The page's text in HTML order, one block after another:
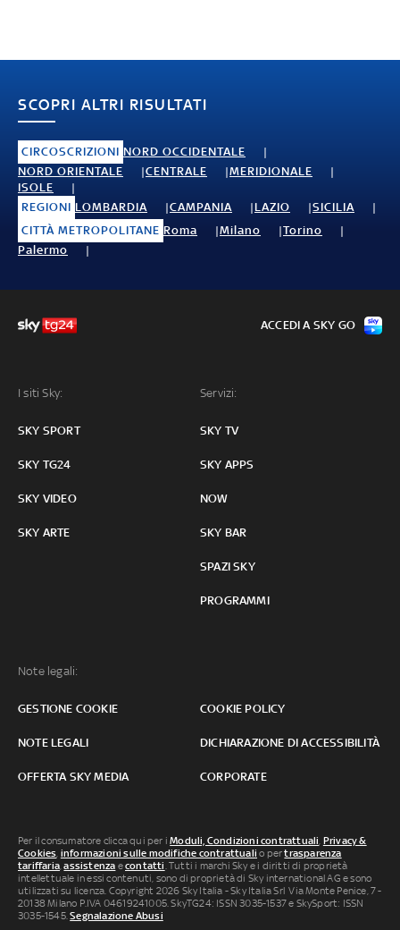
SCOPRI ALTRI RISULTATI
CIRCOSCRIZIONI NORD OCCIDENTALE
NORD ORIENTALE
CENTRALE
MERIDIONALE
ISOLE
REGIONI LOMBARDIA CAMPANIA LAZIO
SICILIA
CITTÀ METROPOLITANE Roma Milano
Torino
Palermo
I siti Sky:
SKY SPORT
SKY TG24
SKY VIDEO
SKY ARTE
Servizi:
SKY TV
SKY APPS
NOW
SKY BAR
SPAZI SKY
PROGRAMMI
Note legali:
GESTIONE COOKIE COOKIE POLICY
NOTE LEGALI DICHIARAZIONE DI ACCESSIBILITÀ
OFFERTA SKY MEDIA CORPORATE
ACCEDI A SKY GO
Per il consumatore clicca qui per iModuli, Condizioni contrattuali, Privacy &
Cookies, informazioni sulle modifiche contrattuali o pertrasparenza
tariffaria,assistenza econtatti. Tutti i marchi Sky e i diritti di proprietà
intellettuale in essi contenuti, sono di proprietà di Sky international AG e sono
utilizzati su licenza. Copyright 2026 Sky Italia - Sky Italia Srl Via Monte Penice, 7 -
20138 Milano P.IVA 04619241005. SkyTG24: ISSN 3035-1537 e SkySport: ISSN
3035-1545.Segnalazione Abusi